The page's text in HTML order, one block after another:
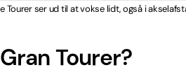
Tourer ser ud til at vokse lidt, også i
Tourer?